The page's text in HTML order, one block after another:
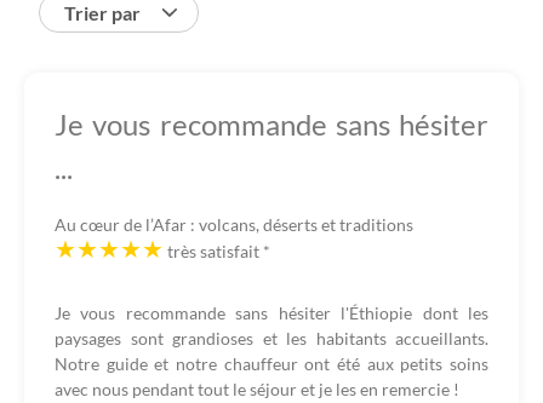
Trier par
Je vous recommande sans hésiter
...
Au cœur de l’Afar : volcans, déserts et traditions
très satisfait *
Je vous recommande sans hésiter l'Éthiopie dont les
paysages sont grandioses et les habitants accueillants.
Notre guide et notre chauffeur ont été aux petits soins
avec nous pendant tout le séjour et je les en remercie !